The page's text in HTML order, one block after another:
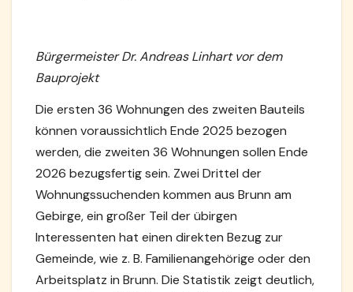
Bürgermeister Dr. Andreas Linhart vor dem
Bauprojekt
Die ersten 36 Wohnungen des zweiten Bauteils
können voraussichtlich Ende 2025 bezogen
werden, die zweiten 36 Wohnungen sollen Ende
2026 bezugsfertig sein. Zwei Drittel der
Wohnungssuchenden kommen aus Brunn am
Gebirge, ein großer Teil der übirgen
Interessenten hat einen direkten Bezug zur
Gemeinde, wie z. B. Familienangehörige oder den
Arbeitsplatz in Brunn. Die Statistik zeigt deutlich,